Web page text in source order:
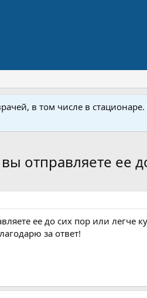
в том числе в
отправляете ее
ее до сих пор или легче
за ответ!